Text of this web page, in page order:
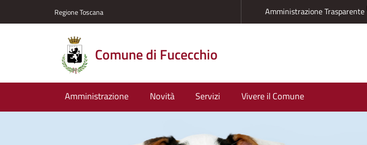
Regione Toscana Amministrazione Trasparente
Comune di Fucecchio
Amministrazione Novità Servizi Vivere il Comune